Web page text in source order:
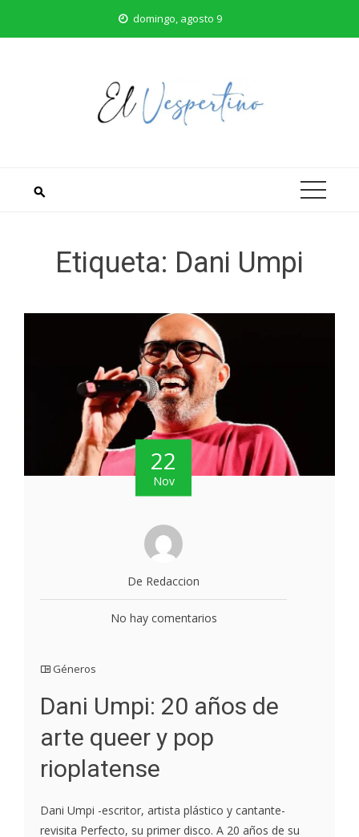
domingo, agosto 9
Etiqueta: Dani Umpi
22
Nov
De Redaccion
No hay comentarios
Géneros
Dani Umpi: 20 años de
arte queer y pop
rioplatense
Dani Umpi -escritor, artista plástico y cantante-
revisita Perfecto, su primer disco. A 20 años de su